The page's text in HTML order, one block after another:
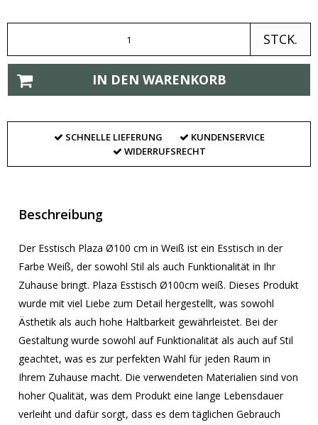
STCK.
IN DEN WARENKORB
SCHNELLE LIEFERUNG
KUNDENSERVICE
WIDERRUFSRECHT
Beschreibung
Der Esstisch Plaza Ø100 cm in Weiß ist ein Esstisch in der
Farbe Weiß, der sowohl Stil als auch Funktionalität in Ihr
Zuhause bringt. Plaza Esstisch Ø100cm weiß. Dieses Produkt
wurde mit viel Liebe zum Detail hergestellt, was sowohl
Ästhetik als auch hohe Haltbarkeit gewährleistet. Bei der
Gestaltung wurde sowohl auf Funktionalität als auch auf Stil
geachtet, was es zur perfekten Wahl für jeden Raum in
Ihrem Zuhause macht. Die verwendeten Materialien sind von
hoher Qualität, was dem Produkt eine lange Lebensdauer
verleiht und dafür sorgt, dass es dem täglichen Gebrauch